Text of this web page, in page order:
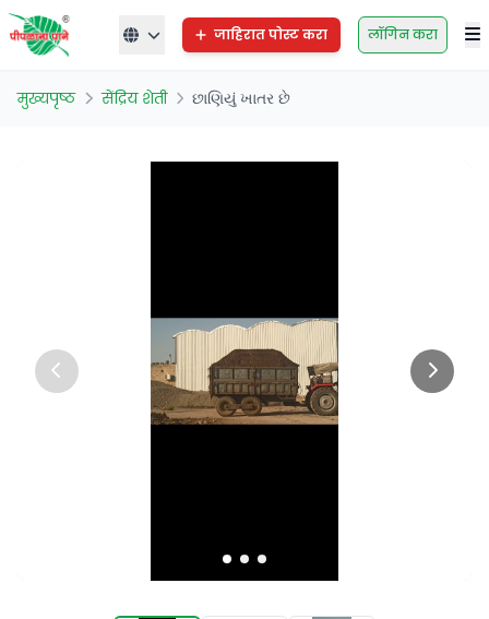
जाहिरात पोस्ट करा लॉगिन करा
मुख्यपृष्ठ सेंद्रिय शेती છાણિયું ખાતર છે